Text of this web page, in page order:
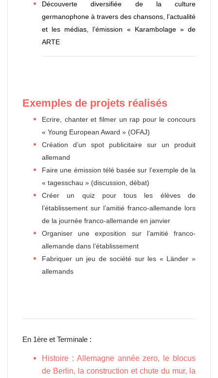
Découverte diversifiée de la culture
germanophone à travers des chansons, l’actualité
et les médias, l’émission « Karambolage » de
ARTE
Exemples de projets réalisés
Ecrire, chanter et filmer un rap pour le concours
« Young European Award » (OFAJ)
Création d’un spot publicitaire sur un produit
allemand
Faire une émission télé basée sur l’exemple de la
« tagesschau » (discussion, débat)
Créer un quiz pour tous les élèves de
l’établissement sur l’amitié franco-allemande lors
de la journée franco-allemande en janvier
Organiser une exposition sur l’amitié franco-
allemande dans l’établissement
Fabriquer un jeu de société sur les « Länder »
allemands
En 1ère et Terminale :
Histoire : Allemagne année zero, le blocus
de Berlin, la construction et chute du mur, la